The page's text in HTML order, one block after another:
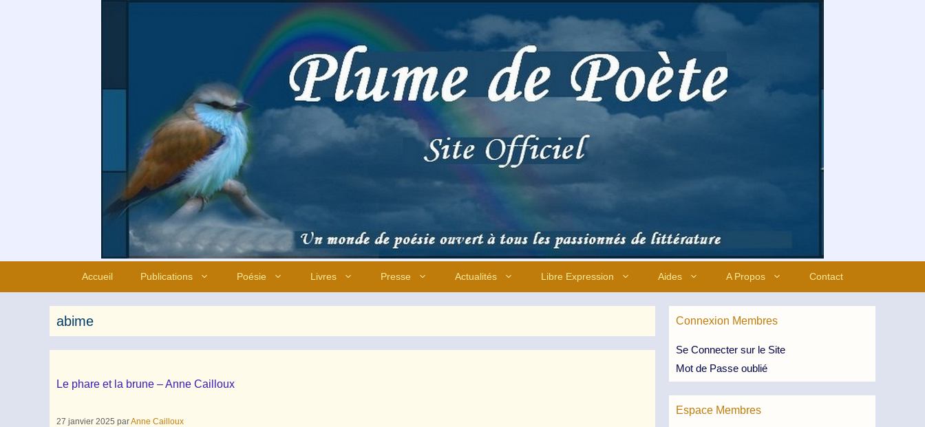
Accueil Publications Poésie Livres Presse Actualités Libre Expression Aides A Propos Contact
abime
Le phare et la brune – Anne Cailloux
27 janvier 2025 parAnne Cailloux
Connexion Membres
Se Connecter sur le Site
Mot de Passe oublié
Espace Membres